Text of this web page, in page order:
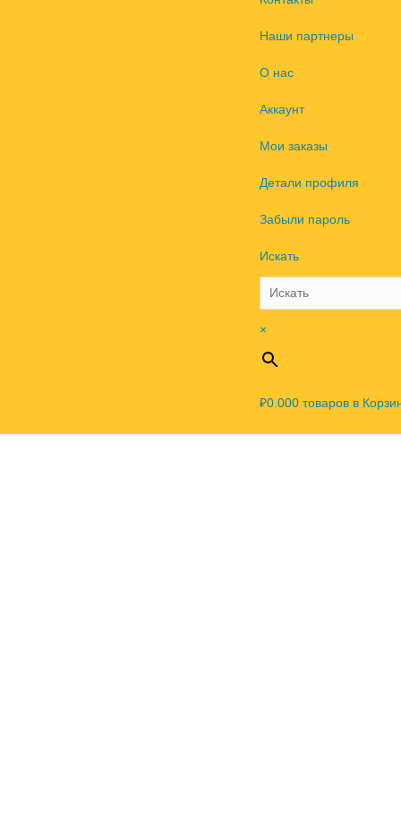
Наши партнеры
О нас
Аккаунт
Мои заказы
Детали профиля
Забыли пароль
Искать
×
₽0.000товаров в